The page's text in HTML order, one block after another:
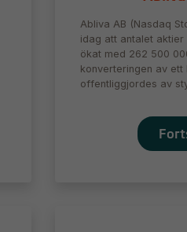
Abliva AB (Nasdaq
idag att antalet
ökat med 262 500
konverteringen av ett
offentliggjordes av